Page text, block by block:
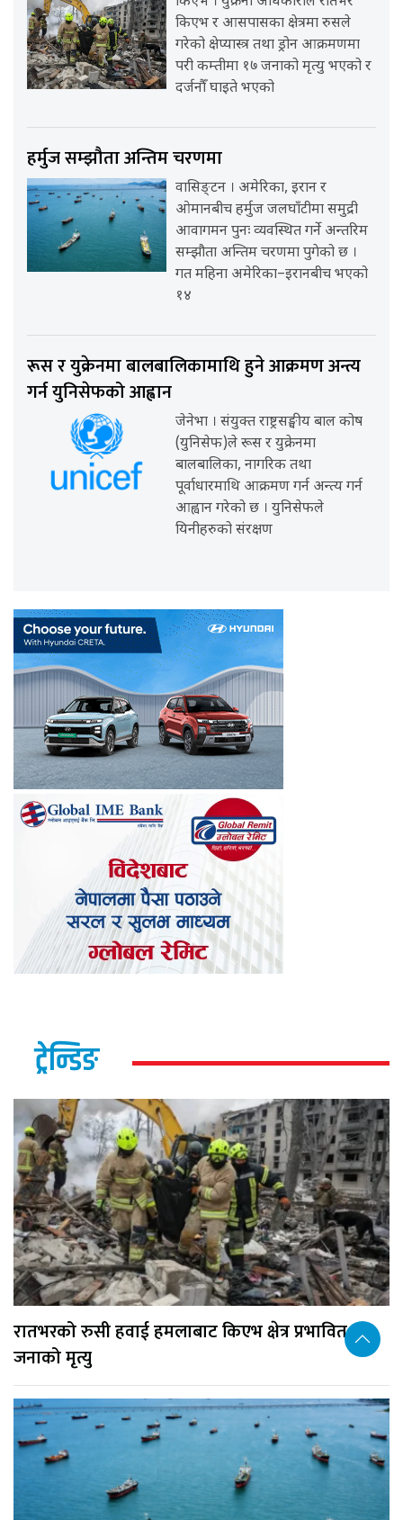
किएभ र आसपासका क्षेत्रमा रुसले
गरेको क्षेप्यास्त्र तथा ड्रोन आक्रमणमा
परी कम्तीमा १७ जनाको मृत्यु भएको र
दर्जनौँ घाइते भएको
हर्मुज सम्झौता अन्तिम चरणमा
वासिङ्टन । अमेरिका, इरान र
ओमानबीच हर्मुज जलघाँटीमा समुद्री
आवागमन पुनः व्यवस्थित गर्ने अन्तरिम
सम्झौता अन्तिम चरणमा पुगेको छ ।
गत महिना अमेरिका–इरानबीच भएको
१४
रूस र युक्रेनमा बालबालिकामाथि हुने आक्रमण अन्त्य
गर्न युनिसेफको आह्वान
जेनेभा । संयुक्त राष्ट्रसङ्घीय बाल कोष
(युनिसेफ)ले रूस र युक्रेनमा
बालबालिका, नागरिक तथा
पूर्वाधारमाथि आक्रमण गर्न अन्त्य गर्न
आह्वान गरेको छ । युनिसेफले
यिनीहरुको संरक्षण
ट्रेन्डिङ
रातभरको रुसी हवाई हमलाबाट किएभ क्षेत्र प्रभावित, १७
जनाको मृत्यु